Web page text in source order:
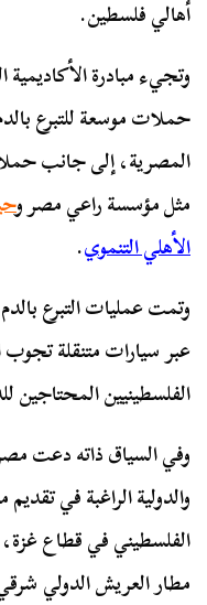
أهالي فلسطين.
وتجيء مبادرة الأكاديمية
حملات موسعة للتبرع
المصرية، إلى جانب
مثل مؤسسة راعي مصر و
الأهلي التنموي.
وتمت عمليات التبرع
عبر سيارات متنقلة
الفلسطينيين المحتاجين
وفي السياق ذاته دعت
والدولية الراغبة في
الفلسطيني في قطاع
مطار العريش الدولي